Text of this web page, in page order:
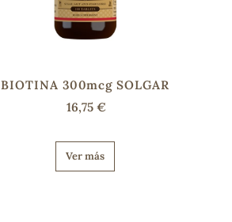
BIOTINA 300mcg SOLGAR
16,75 €
Ver más